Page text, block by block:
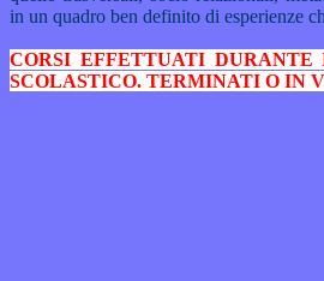
in un quadro ben definito di esperienze
CORSI EFFETTUATI DURANTE
SCOLASTICO. TERMINATI O IN